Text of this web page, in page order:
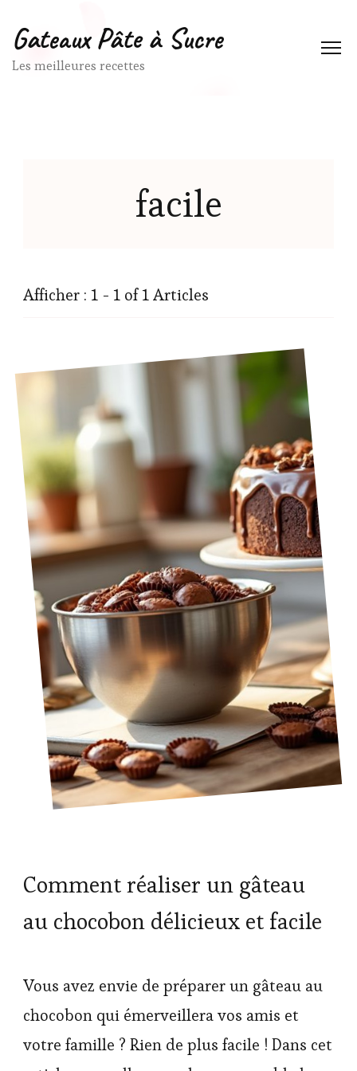
Gateaux Pâte à Sucre
Les meilleures recettes
facile
Afficher : 1 - 1 of 1 Articles
Comment réaliser un gâteau
au chocobon délicieux et facile
Vous avez envie de préparer un gâteau au
chocobon qui émerveillera vos amis et
votre famille ? Rien de plus facile ! Dans cet